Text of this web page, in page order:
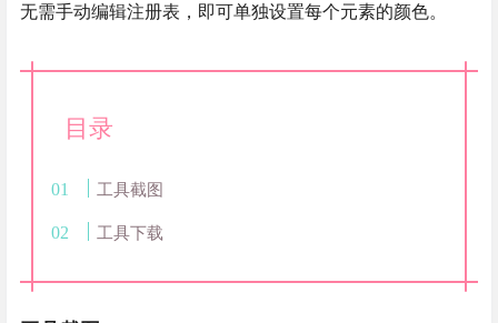
无需手动编辑注册表，即可单独设置每个元素的颜色。
目录
工具截图
工具下载